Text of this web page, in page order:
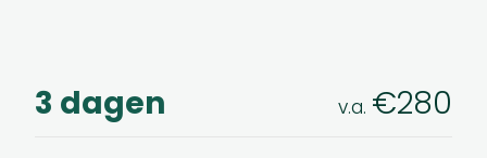
3 dagen v.a. €280